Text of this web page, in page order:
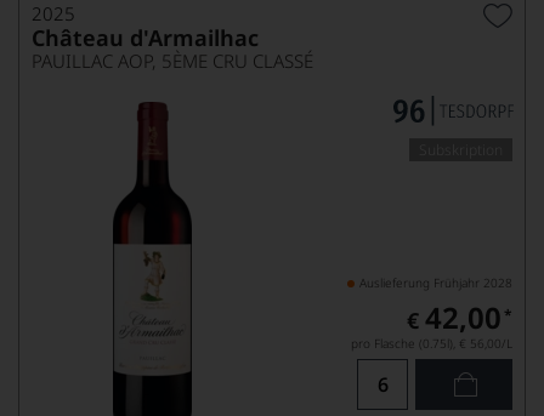
2025
Château d'Armailhac
PAUILLAC AOP, 5ÈME CRU CLASSÉ
Auslieferung Frühjahr 2028
€ 42,00 *
pro Flasche (0.75l), € 56,00/L